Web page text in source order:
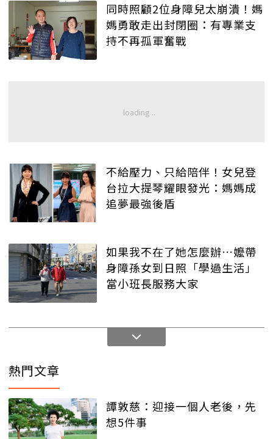
同時照顧2位身障兒太崩潰！媽
媽勇敢走出封閉圈：有專業支
持不再孤軍奮戰
不給壓力、只給陪伴！女兒登
台拉大提琴耀眼發光：媽媽成
追夢最強後盾
如果我不在了她怎麼辦…嬤帶
身障孫女到日照「學過生活」
當小班長服務大家
熱門文章
譚敦慈：迎接一個人老後，先
想5件事